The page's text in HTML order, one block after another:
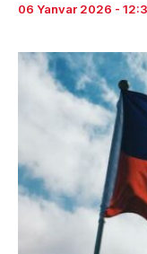
06 Yanvar 2026 -